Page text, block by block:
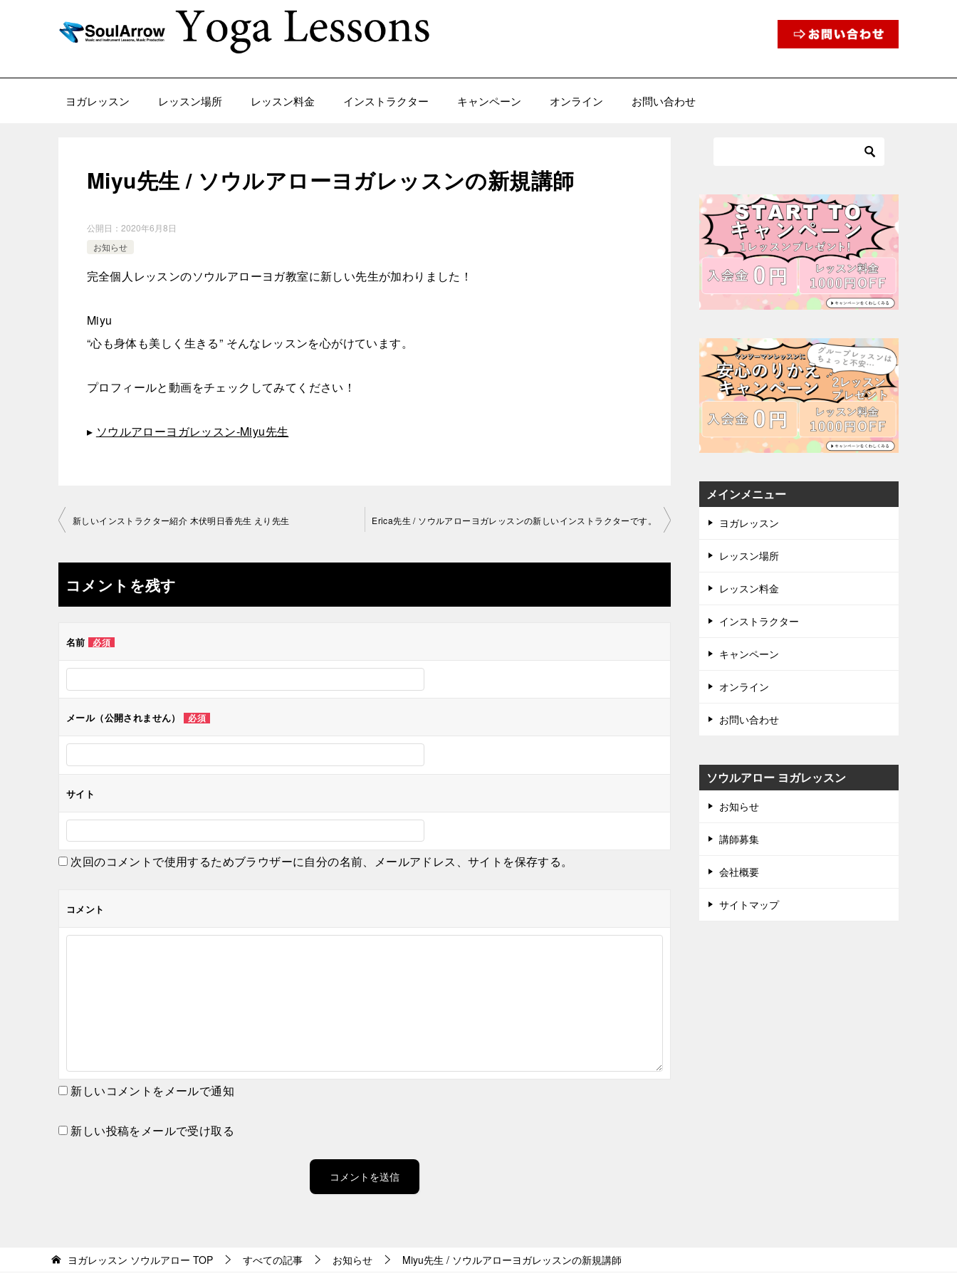
ヨガレッスン レッスン場所 レッスン料金 インストラクター キャンペーン オンライン お問い合わせ
Miyu先生 / ソウルアローヨガレッスンの新規講師
公開日： 2020年6月8日
お知らせ
完全個人レッスンのソウルアローヨガ教室に新しい先生が加わりました！
Miyu
“心も身体も美しく生きる” そんなレッスンを心がけています。
プロフィールと動画をチェックしてみてください！
▸ ソウルアローヨガレッスン-Miyu先生
投
ナ
ビ
ゲ
ー
ン
新しいインストラクター紹介 木伏明日香先生 えり先生 Erica先生 / ソウルアローヨガレッスンの新しいインストラクターです。
コメントを残す
名前 必須
メール（公開されません） 必須
サイト
次回のコメントで使用するためブラウザーに自分の名前、メールアドレス、サイトを保存する。
コメント
新しいコメントをメールで通知
新しい投稿をメールで受け取る
メインメニュー
ヨガレッスン
レッスン場所
レッスン料金
インストラクター
キャンペーン
オンライン
お問い合わせ
ソウルアロー ヨガレッスン
お知らせ
講師募集
会社概要
サイトマップ
ヨガレッスン ソウルアロー TOP すべての記事 お知らせ Miyu先生 / ソウルアローヨガレッスンの新規講師